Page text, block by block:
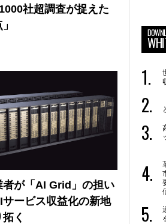
社超調査が捉えた
者が「AI Grid」の担い
ービス収益化の新地
く